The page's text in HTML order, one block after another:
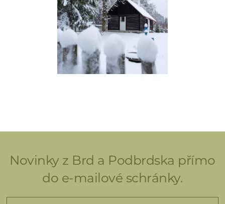
Novinky z Brd a Podbrdska přímo
do e-mailové schránky.